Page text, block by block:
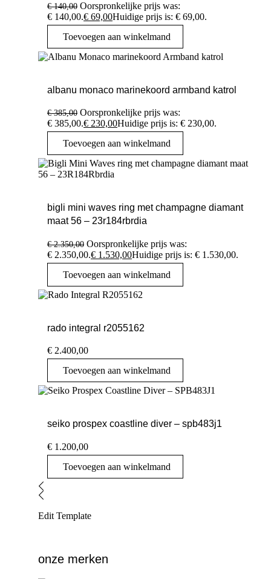
€140,00 Oorspronkelijke prijs was:
€ 140,00.€ 69,00Huidige prijs is: € 69,00.
Toevoegen aan winkelmand
albanu monaco marinekoord armband katrol
€385,00 Oorspronkelijke prijs was:
€ 385,00.€ 230,00Huidige prijs is: € 230,00.
Toevoegen aan winkelmand
bigli mini waves ring met champagne diamant
maat 56 – 23r184rbrdia
€2.350,00 Oorspronkelijke prijs was:
€ 2.350,00.€ 1.530,00Huidige prijs is: € 1.530,00.
Toevoegen aan winkelmand
rado integral r2055162
€ 2.400,00
Toevoegen aan winkelmand
seiko prospex coastline diver – spb483j1
€ 1.200,00
Toevoegen aan winkelmand
Edit Template
onze merken